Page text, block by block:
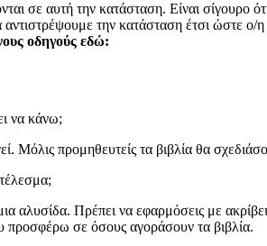
σε αυτή την κατάσταση. Είναι σίγουρο
την κατάσταση έτσι ώστε
οδηγούς εδώ:
να κάνω;
Μόλις προμηθευτείς τα βιβλία θα
αλυσίδα. Πρέπει να εφαρμόσεις με
σε όσους αγοράσουν τα βιβλία.